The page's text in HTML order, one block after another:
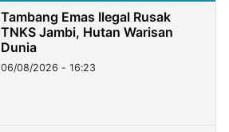
Tambang Emas Ilegal Rusak
TNKS Jambi, Hutan Warisan
Dunia
06/08/2026 - 16:23